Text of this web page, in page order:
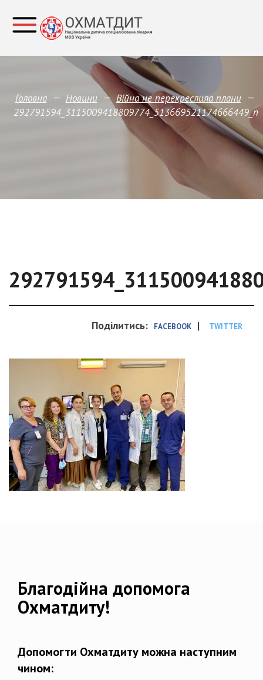
Головна — Новини — Війна не перекреслила плани —
292791594_3115009418809774_513669521174666449_n
Поділитись: FACEBOOK | TWITTER
Благодійна допомога
Охматдиту!
Допомогти Охматдиту можна наступним
чином: